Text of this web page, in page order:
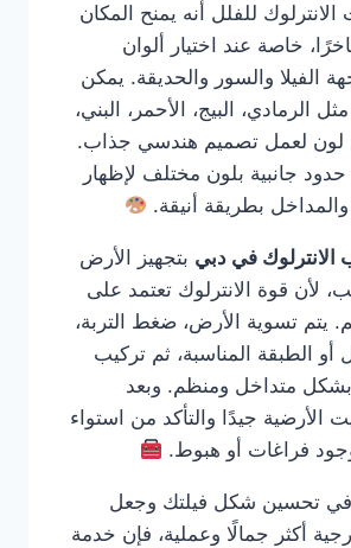
للفلل أنه يمنح المكان
خاصة عند اختيار ألوان
الفيلا والسور والحديقة. يمكن
الرمادي، البيج، الأحمر، البني،
لون لعمل تصميم هندسي جذاب.
جانبية بلون مختلف لإظهار
بطريقة أنيقة.
الانترلوك في دبي بتجهيز الأرض
لأن قوة الانترلوك تعتمد على
يتم تسوية الأرض، ضغط التربة،
أو الطبقة المناسبة، ثم تركيب
بشكل متداخل ومنظم. وبعد
الأرضية جيدًا والتأكد من استواء
فراغات أو هبوط.
في تحسين شكل فيلتك وجعل
أكثر جمالًا وعملية، فإن خدمة